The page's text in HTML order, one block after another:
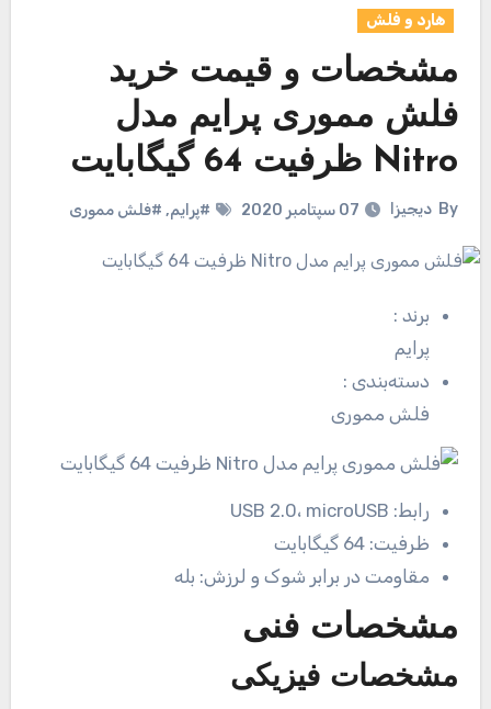
هارد و فلش
مشخصات و قیمت خرید
فلش مموری پرایم مدل
Nitro ظرفیت 64 گیگابایت
By دیجیزا 07 سپتامبر 2020 #پرایم, #فلش مموری
برند:
پرایم
دسته‌بندی:
فلش مموری
رابط: USB 2.0، microUSB
ظرفیت: 64 گیگابایت
مقاومت در برابر شوک و لرزش: بله
مشخصات فنی
مشخصات فیزیکی